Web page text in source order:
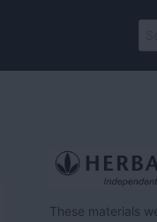
for:
These materials